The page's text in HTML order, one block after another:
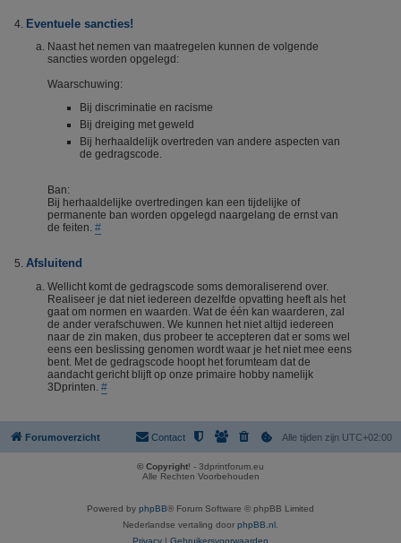
Eventuele sancties!
Naast het nemen van maatregelen kunnen de volgende
sancties worden opgelegd:
Waarschuwing:
Bij discriminatie en racisme
Bij dreiging met geweld
Bij herhaaldelijk overtreden van andere aspecten van
de gedragscode.
Ban:
Bij herhaaldelijke overtredingen kan een tijdelijke of
permanente ban worden opgelegd naargelang de ernst van
de feiten. #
Afsluitend
Wellicht komt de gedragscode soms demoraliserend over.
Realiseer je dat niet iedereen dezelfde opvatting heeft als het
gaat om normen en waarden. Wat de één kan waarderen, zal
de ander verafschuwen. We kunnen het niet altijd iedereen
naar de zin maken, dus probeer te accepteren dat er soms wel
eens een beslissing genomen wordt waar je het niet mee eens
bent. Met de gedragscode hoopt het forumteam dat de
aandacht gericht blijft op onze primaire hobby namelijk
3Dprinten. #
Forumoverzicht Alle tijden zijn UTC+02:00
Contact
© Copyright! - 3dprintforum.eu
Alle Rechten Voorbehouden
Powered by phpBB® Forum Software © phpBB Limited
Nederlandse vertaling door phpBB.nl
Privacy | Gebruikersvoorwaarden